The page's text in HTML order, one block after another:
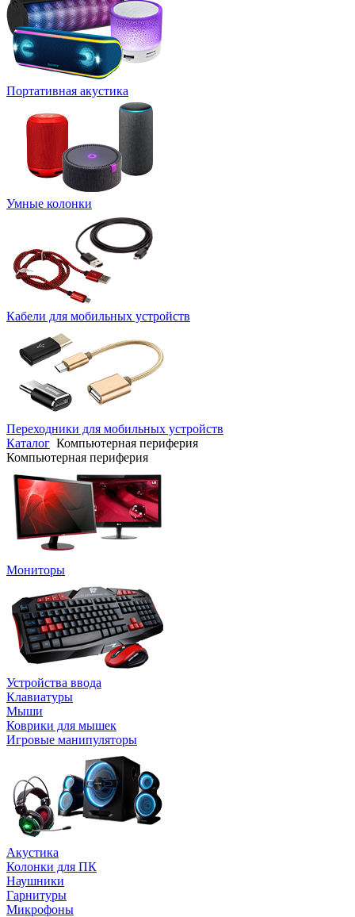
Портативная акустика
Умные колонки
Кабели для мобильных устройств
Переходники для мобильных устройств
Каталог Компьютерная периферия
Компьютерная периферия
Мониторы
Устройства ввода
Клавиатуры
Мыши
Коврики для мышек
Игровые манипуляторы
Акустика
Колонки для ПК
Наушники
Гарнитуры
Микрофоны